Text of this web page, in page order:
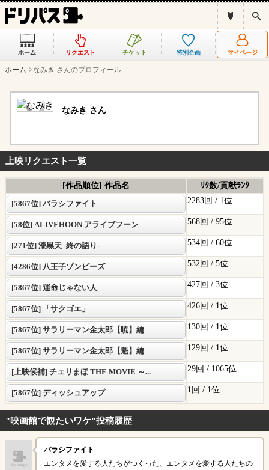
リ
ス
と
索
ホーム リクエスト チケット 特別企画 マイページ
ホーム なみき さんのプロフィール
なみき さん
上映リクエスト一覧
[作品順位] 作品名
ﾘｸ数/貢献ﾗﾝｸ
[5867位] バラシファイト
2283回 / 1位
[58位] ALIVEHOON アライブフーン 568回 / 95位
[271位] 漆黒天 -終の語り- 534回 / 60位
[4286位] 八王子ゾンビーズ 532回 / 5位
[5867位] 運命じゃない人 427回 / 3位
[5867位] 「サクゴエ」 426回 / 1位
[5867位] サラリーマン金太郎【暁】編 130回 / 1位
[5867位] サラリーマン金太郎【魁】編 129回 / 1位
[上映候補] チェリまほ THE MOVIE ～... 29回 / 1065位
[5867位] ディッシュアップ 1回 / 1位
"映画館で観たいワケ"投稿履歴
バラシファイト
エンタメを愛する人たちがつくった、エンタメを愛する人たちの